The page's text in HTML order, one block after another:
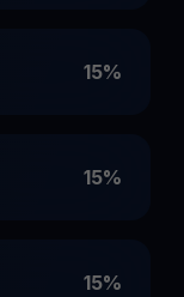
15%
15%
15%